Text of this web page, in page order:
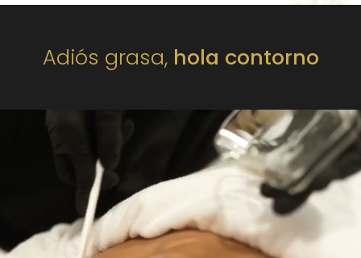
Adiós grasa, hola contorno